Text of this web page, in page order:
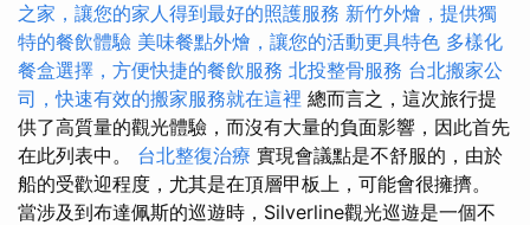
之家，讓您的家人得到最好的照護服務 新竹外燴，提供獨
特的餐飲體驗 美味餐點外燴，讓您的活動更具特色 多樣化
餐盒選擇，方便快捷的餐飲服務 北投整骨服務 台北搬家公
司，快速有效的搬家服務就在這裡 總而言之，這次旅行提
供了高質量的觀光體驗，而沒有大量的負面影響，因此首先
在此列表中。 台北整復治療 實現會議點是不舒服的，由於
船的受歡迎程度，尤其是在頂層甲板上，可能會很擁擠。
當涉及到布達佩斯的巡遊時，Silverline觀光巡遊是一個不